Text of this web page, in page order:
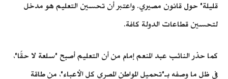
قليلة" حول قانون مصيري. واعتبر أن تحسين التعليم هو مدخل
لتحسين قطاعات الدولة كافة.
كما حذر النائب عبد المنعم إمام من أن التعليم أصبح "سلعة لا حقًا"،
في ظل ما وصفه بـ"تحميل المواطن المصري كل الأعباء"، من طاقة